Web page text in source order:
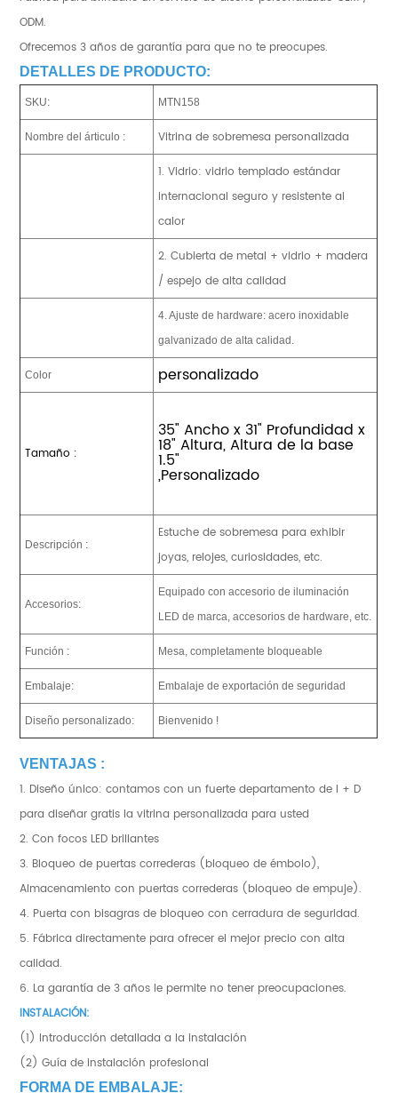
ODM.
Ofrecemos 3 años de garantía para que no te preocupes.
DETALLES DE PRODUCTO:
SKU: MTN158
Nombre del árticulo :
Vitrina de sobremesa personalizada
1. Vidrio: vidrio templado estándar
internacional seguro y resistente al
calor
2. Cubierta de metal + vidrio + madera
/ espejo de alta calidad
4. Ajuste de hardware: acero inoxidable
galvanizado de alta calidad.
Color personalizado
Tamaño :
35" Ancho x 31" Profundidad x
18" Altura, Altura de la base
1.5"
,Personalizado
Descripción :
Estuche de sobremesa para exhibir
joyas, relojes, curiosidades, etc.
Accesorios:
Equipado con accesorio de iluminación
LED de marca, accesorios de hardware, etc.
Función : Mesa, completamente bloqueable
Embalaje: Embalaje de exportación de seguridad
Diseño personalizado: Bienvenido !
VENTAJAS :
1. Diseño único: contamos con un fuerte departamento de I + D
para diseñar gratis la vitrina personalizada para usted
2. Con focos LED brillantes
3. Bloqueo de puertas correderas (bloqueo de émbolo),
Almacenamiento con puertas correderas (bloqueo de empuje).
4. Puerta con bisagras de bloqueo con cerradura de seguridad.
5. Fábrica directamente para ofrecer el mejor precio con alta
calidad.
6. La garantía de 3 años le permite no tener preocupaciones.
INSTALACIÓN:
(1) Introducción detallada a la instalación
(2) Guía de instalación profesional
FORMA DE EMBALAJE: